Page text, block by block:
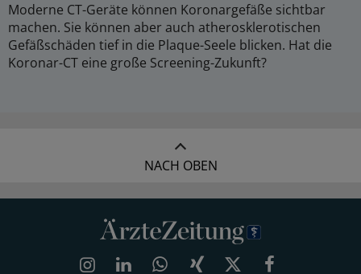
Moderne CT-Geräte können Koronargefäße sichtbar
machen. Sie können aber auch atherosklerotischen
Gefäßschäden tief in die Plaque-Seele blicken. Hat die
Koronar-CT eine große Screening-Zukunft?
NACH OBEN